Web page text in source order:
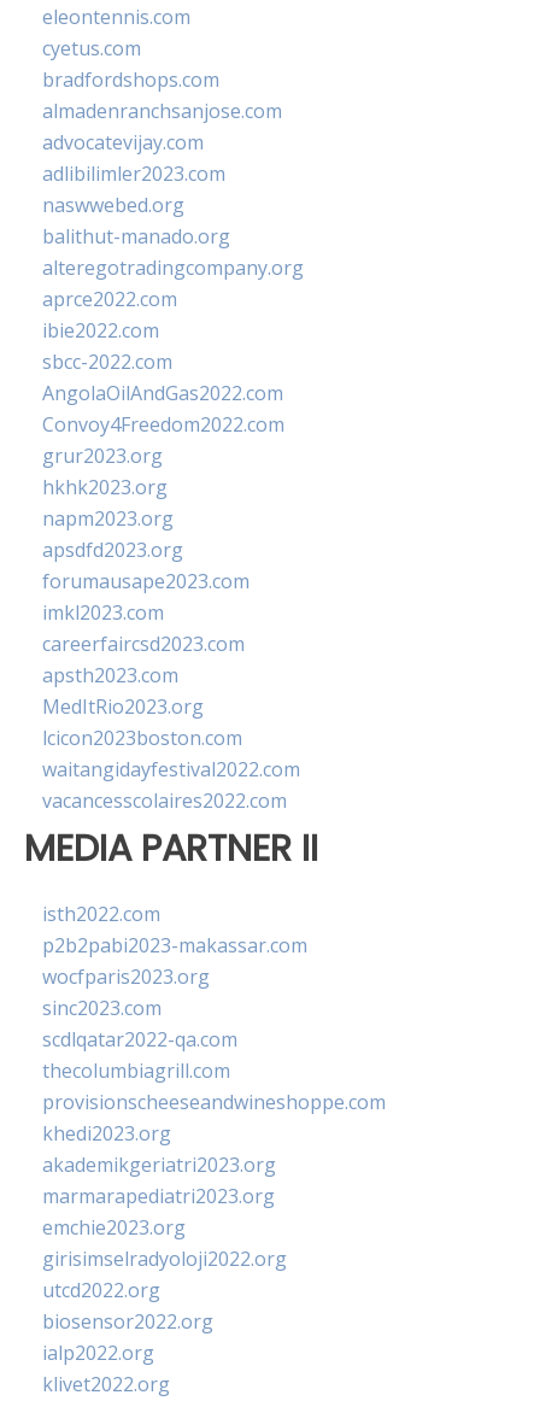
eleontennis.com
cyetus.com
bradfordshops.com
almadenranchsanjose.com
advocatevijay.com
adlibilimler2023.com
naswwebed.org
balithut-manado.org
alteregotradingcompany.org
aprce2022.com
ibie2022.com
sbcc-2022.com
AngolaOilAndGas2022.com
Convoy4Freedom2022.com
grur2023.org
hkhk2023.org
napm2023.org
apsdfd2023.org
forumausape2023.com
imkl2023.com
careerfaircsd2023.com
apsth2023.com
MedItRio2023.org
lcicon2023boston.com
waitangidayfestival2022.com
vacancesscolaires2022.com
MEDIA PARTNER II
isth2022.com
p2b2pabi2023-makassar.com
wocfparis2023.org
sinc2023.com
scdlqatar2022-qa.com
thecolumbiagrill.com
provisionscheeseandwineshoppe.com
khedi2023.org
akademikgeriatri2023.org
marmarapediatri2023.org
emchie2023.org
girisimselradyoloji2022.org
utcd2022.org
biosensor2022.org
ialp2022.org
klivet2022.org